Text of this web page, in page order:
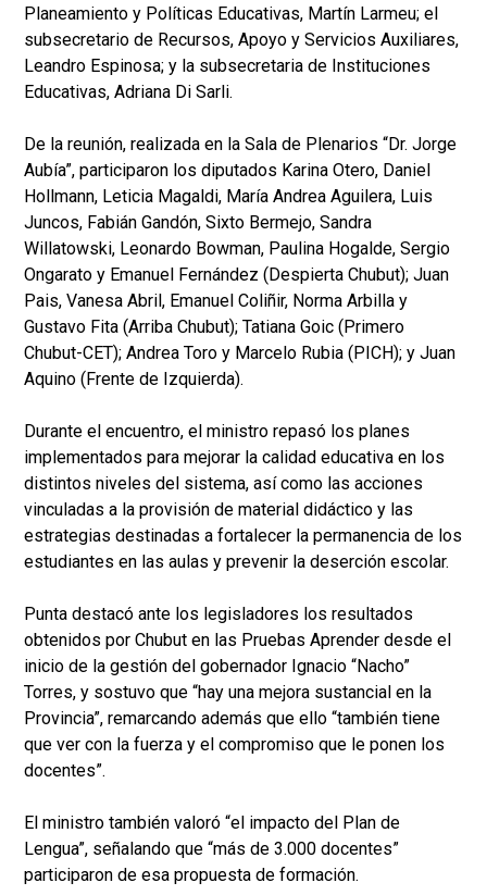
Planeamiento y Políticas Educativas, Martín Larmeu; el
subsecretario de Recursos, Apoyo y Servicios Auxiliares,
Leandro Espinosa; y la subsecretaria de Instituciones
Educativas, Adriana Di Sarli.
De la reunión, realizada en la Sala de Plenarios “Dr. Jorge
Aubía”, participaron los diputados Karina Otero, Daniel
Hollmann, Leticia Magaldi, María Andrea Aguilera, Luis
Juncos, Fabián Gandón, Sixto Bermejo, Sandra
Willatowski, Leonardo Bowman, Paulina Hogalde, Sergio
Ongarato y Emanuel Fernández (Despierta Chubut); Juan
Pais, Vanesa Abril, Emanuel Coliñir, Norma Arbilla y
Gustavo Fita (Arriba Chubut); Tatiana Goic (Primero
Chubut-CET); Andrea Toro y Marcelo Rubia (PICH); y Juan
Aquino (Frente de Izquierda).
Durante el encuentro, el ministro repasó los planes
implementados para mejorar la calidad educativa en los
distintos niveles del sistema, así como las acciones
vinculadas a la provisión de material didáctico y las
estrategias destinadas a fortalecer la permanencia de los
estudiantes en las aulas y prevenir la deserción escolar.
Punta destacó ante los legisladores los resultados
obtenidos por Chubut en las Pruebas Aprender desde el
inicio de la gestión del gobernador Ignacio “Nacho”
Torres, y sostuvo que “hay una mejora sustancial en la
Provincia”, remarcando además que ello “también tiene
que ver con la fuerza y el compromiso que le ponen los
docentes”.
El ministro también valoró “el impacto del Plan de
Lengua”, señalando que “más de 3.000 docentes”
participaron de esa propuesta de formación.